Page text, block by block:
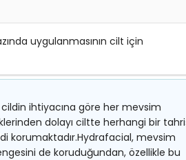
uygulanmasının cilt için
ihtiyacına göre her mevsim
dolayı ciltte herhangi bir
korumaktadır.Hydrafacial, mevsim
de koruduğundan, özellikle bu